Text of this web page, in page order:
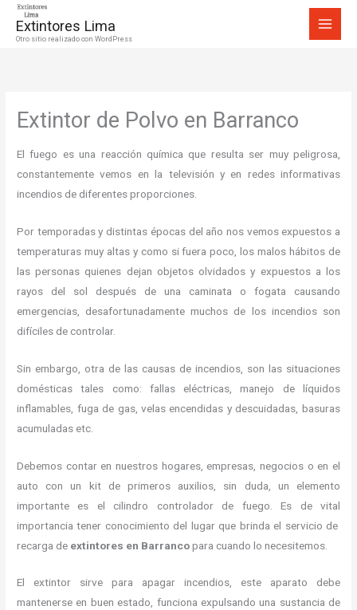
Extintores Lima
Otro sitio realizado con WordPress
Extintor de Polvo en Barranco
El fuego es una reacción química que resulta ser muy peligrosa,
constantemente vemos en la televisión y en redes informativas
incendios de diferentes proporciones.
Por temporadas y distintas épocas del año nos vemos expuestos a
temperaturas muy altas y como si fuera poco, los malos hábitos de
las personas quienes dejan objetos olvidados y expuestos a los
rayos del sol después de una caminata o fogata causando
emergencias, desafortunadamente muchos de los incendios son
difíciles de controlar.
Sin embargo, otra de las causas de incendios, son las situaciones
domésticas tales como: fallas eléctricas, manejo de líquidos
inflamables, fuga de gas, velas encendidas y descuidadas, basuras
acumuladas etc.
Debemos contar en nuestros hogares, empresas, negocios o en el
auto con un kit de primeros auxilios, sin duda, un elemento
importante es el cilindro controlador de fuego. Es de vital
importancia tener conocimiento del lugar que brinda el servicio de
recarga de extintores en Barrancopara cuando lo necesitemos.
El extintor sirve para apagar incendios, este aparato debe
mantenerse en buen estado, funciona expulsando una sustancia de